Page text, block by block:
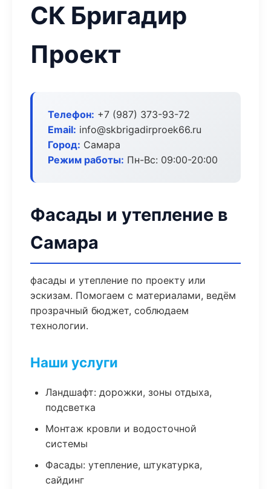
СК Бригадир
Проект
Телефон: +7 (987) 373-93-72
Email: info@skbrigadirproek66.ru
Город: Самара
Режим работы: Пн-Вс: 09:00-20:00
Фасады и утепление в
Самара
фасады и утепление по проекту или
эскизам. Помогаем с материалами, ведём
прозрачный бюджет, соблюдаем
технологии.
Наши услуги
Ландшафт: дорожки, зоны отдыха,
подсветка
Монтаж кровли и водосточной
системы
Фасады: утепление, штукатурка,
сайдинг